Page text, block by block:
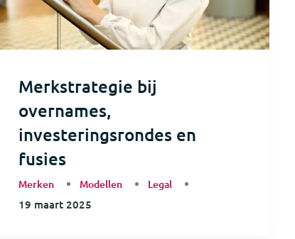
Merkstrategie bij
overnames,
investeringsrondes en
fusies
Merken Modellen Legal
19 maart 2025